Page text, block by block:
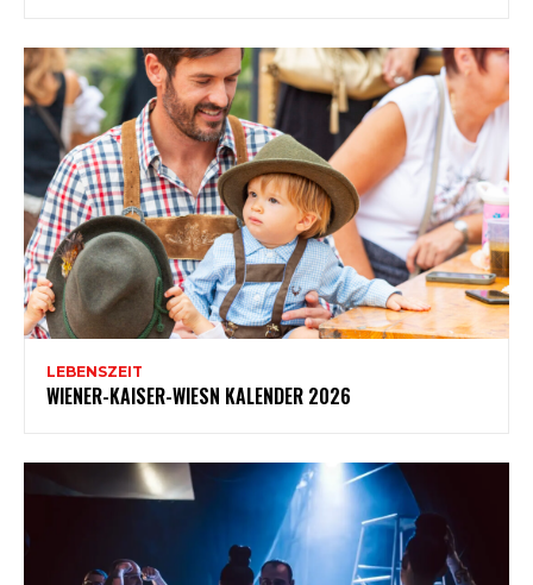
LEBENSZEIT
WIENER-KAISER-WIESN KALENDER 2026